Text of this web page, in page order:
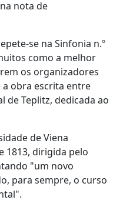
nota de
se na Sinfonia n.º
como a melhor
os organizadores
obra escrita entre
de Teplitz, dedicada ao
de Viena
1813, dirigida pelo
"um novo
para sempre, o curso